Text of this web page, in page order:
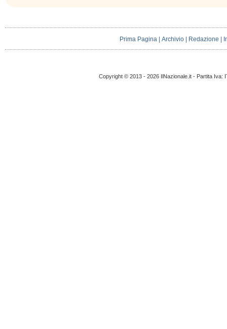
Prima Pagina |Archivio Redazione
Copyright © 2013 - 2026 IlNazionale.it - Partita Iva: